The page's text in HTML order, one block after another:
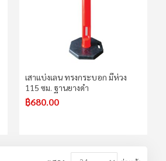
เสาแบ่งเลน ทรงกระบอก มีห่วง
115 ซม. ฐานยางดำ
฿680.00